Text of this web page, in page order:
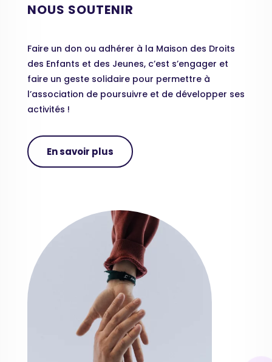
NOUS SOUTENIR
Faire un don ou adhérer à la Maison des Droits
des Enfants et des Jeunes, c’est s’engager et
faire un geste solidaire pour permettre à
l’association de poursuivre et de développer ses
activités !
En savoir plus